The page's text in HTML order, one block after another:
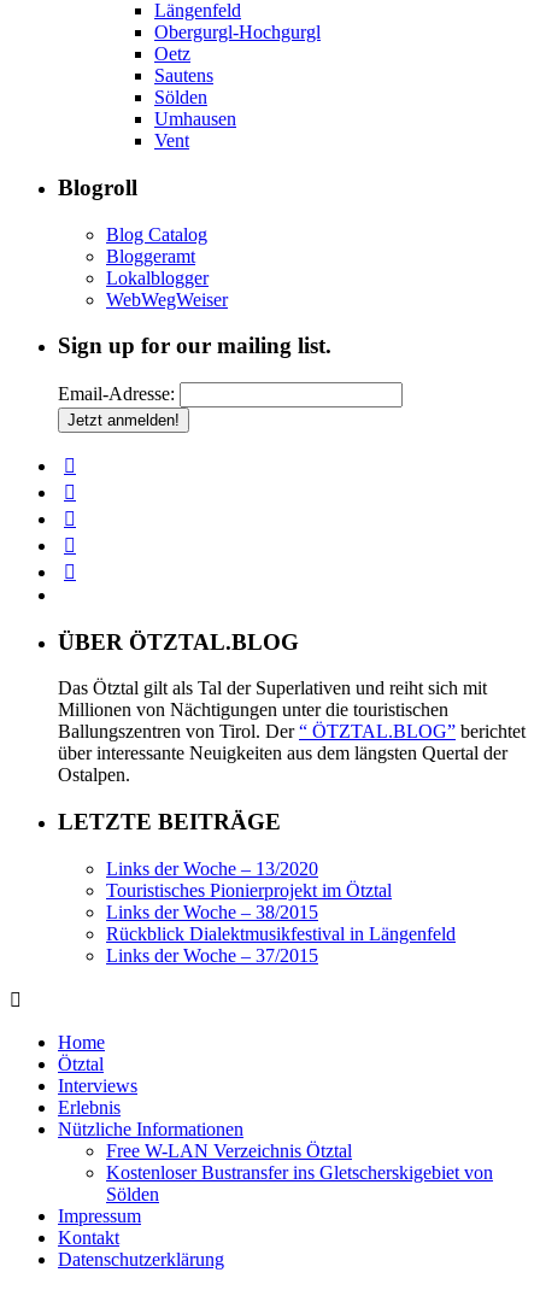
Längenfeld
Obergurgl-Hochgurgl
Oetz
Sautens
Sölden
Umhausen
Vent
Blogroll
Blog Catalog
Bloggeramt
Lokalblogger
WebWegWeiser
Sign up for our mailing list.
Email-Adresse:
ÜBER ÖTZTAL.BLOG
Das Ötztal gilt als Tal der Superlativen und reiht sich mit
Millionen von Nächtigungen unter die touristischen
Ballungszentren von Tirol. Der“ ÖTZTAL.BLOG” berichtet
über interessante Neuigkeiten aus dem längsten Quertal der
Ostalpen.
LETZTE BEITRÄGE
Links der Woche – 13/2020
Touristisches Pionierprojekt im Ötztal
Links der Woche – 38/2015
Rückblick Dialektmusikfestival in Längenfeld
Links der Woche – 37/2015
Home
Ötztal
Interviews
Erlebnis
Nützliche Informationen
Free W-LAN Verzeichnis Ötztal
Kostenloser Bustransfer ins Gletscherskigebiet von
Sölden
Impressum
Kontakt
Datenschutzerklärung